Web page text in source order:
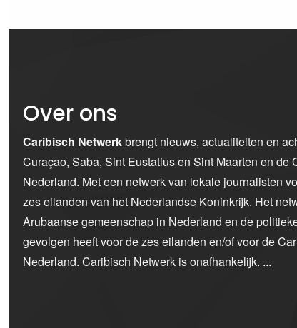
Over ons
Caribisch Netwerkbrengt nieuws, actualiteiten en
Curaçao, Saba, Sint Eustatius en Sint Maarten en de
Nederland. Met een netwerk van lokale journalisten
zes eilanden van het Nederlandse Koninkrijk. Het
Arubaanse gemeenschap in Nederland en de
gevolgen heeft voor de zes eilanden en/of voor de
Nederland. Caribisch Netwerk is onafhankelijk. ...